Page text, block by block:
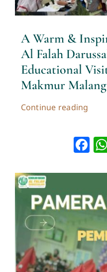
A Warm &
Al Falah
Educational
Makmur Malang
Continue reading